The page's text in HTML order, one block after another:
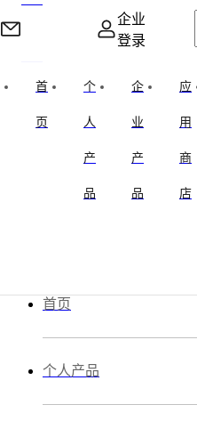
企业
登录
首
页
个
人
产
品
企
业
产
品
应
用
商
店
首页
个人产品